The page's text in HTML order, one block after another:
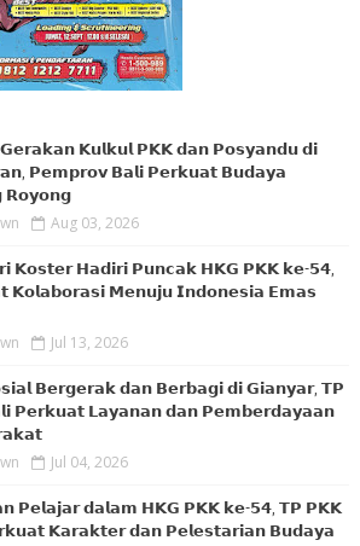
𝗞𝘂𝗹𝗸𝘂𝗹 𝗣𝗞𝗞 𝗱𝗮𝗻 𝗣𝗼𝘀𝘆𝗮𝗻𝗱𝘂 𝗱𝗶
𝗣𝗲𝗺𝗽𝗿𝗼𝘃 𝗕𝗮𝗹𝗶 𝗣𝗲𝗿𝗸𝘂𝗮𝘁 𝗕𝘂𝗱𝗮𝘆𝗮
𝗥𝗼𝘆𝗼𝗻𝗴
Aug 03, 2026
𝗞𝗼𝘀𝘁𝗲𝗿 𝗛𝗮𝗱𝗶𝗿𝗶 𝗣𝘂𝗻𝗰𝗮𝗸 𝗛𝗞𝗚 𝗣𝗞𝗞 𝗸𝗲-𝟱𝟰,
𝗞𝗼𝗹𝗮𝗯𝗼𝗿𝗮𝘀𝗶 𝗠𝗲𝗻𝘂𝗷𝘂 𝗜𝗻𝗱𝗼𝗻𝗲𝘀𝗶𝗮 𝗘𝗺𝗮𝘀
Jul 13, 2026
𝗕𝗲𝗿𝗴𝗲𝗿𝗮𝗸 𝗱𝗮𝗻 𝗕𝗲𝗿𝗯𝗮𝗴𝗶 𝗱𝗶 𝗚𝗶𝗮𝗻𝘆𝗮𝗿, 𝗧𝗣
𝗣𝗲𝗿𝗸𝘂𝗮𝘁 𝗟𝗮𝘆𝗮𝗻𝗮𝗻 𝗱𝗮𝗻 𝗣𝗲𝗺𝗯𝗲𝗿𝗱𝗮𝘆𝗮𝗮𝗻
Jul 04, 2026
𝗣𝗲𝗹𝗮𝗷𝗮𝗿 𝗱𝗮𝗹𝗮𝗺 𝗛𝗞𝗚 𝗣𝗞𝗞 𝗸𝗲-𝟱𝟰, 𝗧𝗣 𝗣𝗞𝗞
𝗞𝗮𝗿𝗮𝗸𝘁𝗲𝗿 𝗱𝗮𝗻 𝗣𝗲𝗹𝗲𝘀𝘁𝗮𝗿𝗶𝗮𝗻 𝗕𝘂𝗱𝗮𝘆𝗮